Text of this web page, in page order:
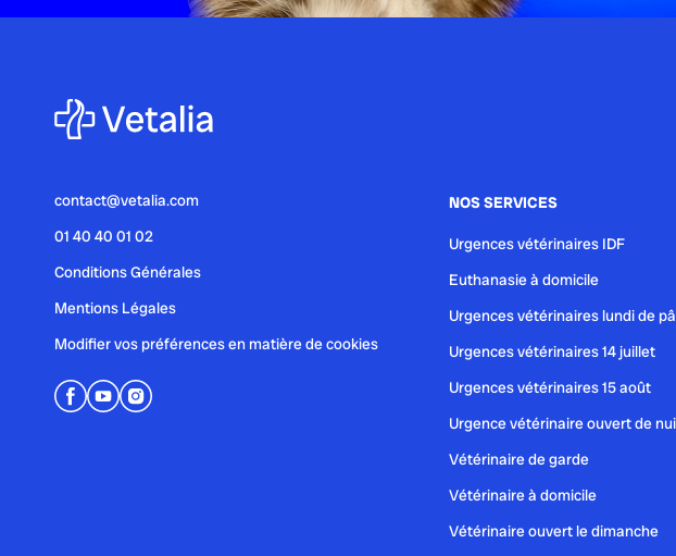
La conjonctivite canine : guide complet pour identifier...
contact@vetalia.com
01 40 40 01 02
Conditions Générales
Mentions Légales
Modifier vos préférences en matière de cookies
NOS SERVICES
Urgences vétérinaires IDF
Euthanasie à domicile
Urgences vétérinaires lundi de
Urgences vétérinaires 14 juillet
Urgences vétérinaires 15 août
Urgence vétérinaire ouvert de
Vétérinaire de garde
Vétérinaire à domicile
Vétérinaire ouvert le dimanche